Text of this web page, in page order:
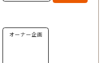
オーナー企画